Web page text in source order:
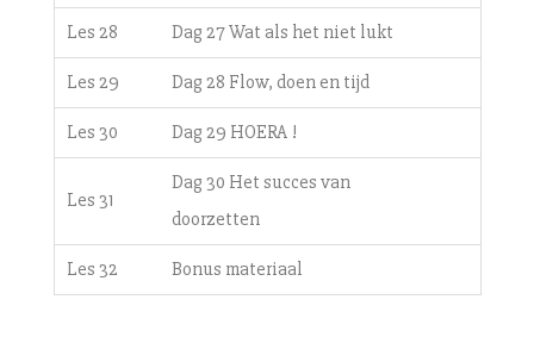
Les 28 Dag 27 Wat als het niet lukt
Les 29 Dag 28 Flow, doen en tijd
Les 30 Dag 29 HOERA !
Les 31
Dag 30 Het succes van
doorzetten
Les 32 Bonus materiaal